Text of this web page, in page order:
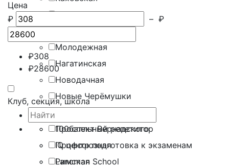
Котельники
Молодежная
Нагатинская
Новодачная
Новые Черёмушки
Проспект Вернадского
Профсоюзная
Римская
Цена
₽
– ₽
₽308
₽28600
Клуб, секция, школа
100балльный репетитор
IQ центр подготовка к экзаменам
Lancman School